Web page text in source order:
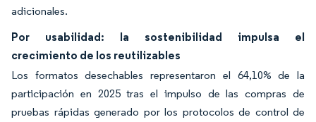
adicionales.
Por usabilidad: la sostenibilidad impulsa el
crecimiento de los reutilizables
Los formatos desechables representaron el 64,10% de la
participación en 2025 tras el impulso de las compras de
pruebas rápidas generado por los protocolos de control de